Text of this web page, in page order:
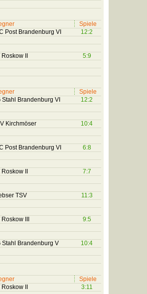
Spiele
Post Brandenburg VI
12:2
II
5:9
Spiele
Stahl Brandenburg VI
12:2
Kirchmöser
10:4
Post Brandenburg VI
6:8
II
7:7
TSV
11:3
III
9:5
Stahl Brandenburg V
10:4
Spiele
II
3:11